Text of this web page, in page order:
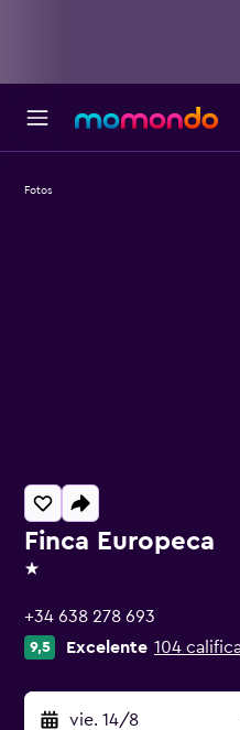
Finca Europeca
1 estrella
+34 638 278 693
9,5 Excelente 104
vie. 14/8
Fotos